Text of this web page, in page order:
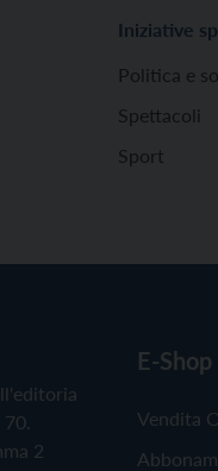
Iniziative
Politica e
Spettacoli
Sport
2
E-Shop
Vendita